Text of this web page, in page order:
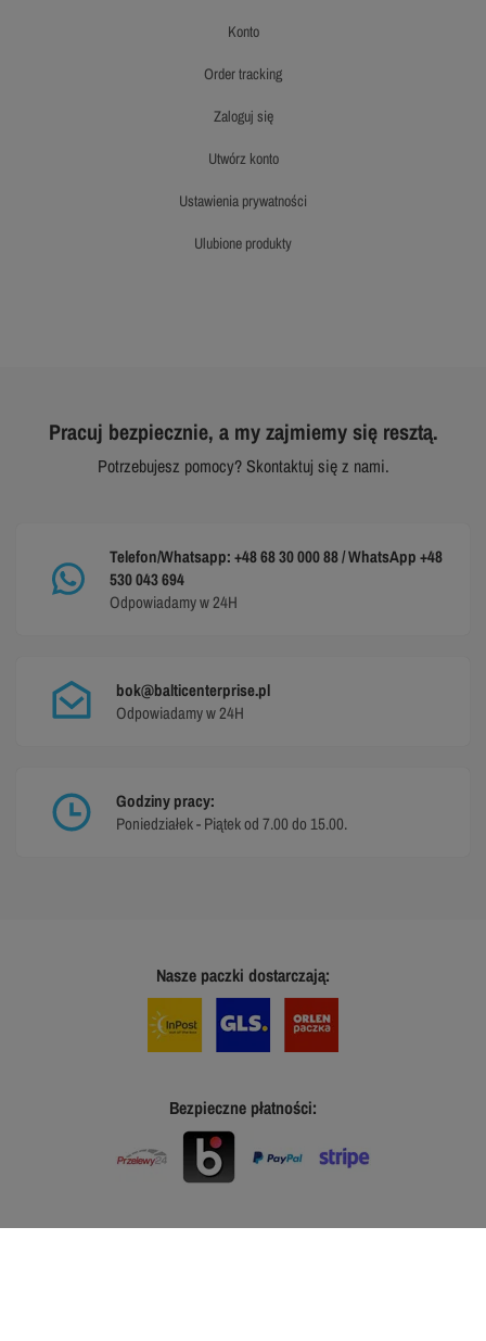
konto
order tracking
zaloguj się
utwórz konto
ustawienia prywatności
ulubione produkty
Pracuj bezpiecznie, a my zajmiemy się resztą.
Potrzebujesz pomocy? Skontaktuj się z nami.
Telefon/Whatsapp: +48 68 30 000 88 / WhatsApp +48
530 043 694
Odpowiadamy w 24H
bok@balticenterprise.pl
Odpowiadamy w 24H
Godziny pracy:
Poniedziałek - Piątek od 7.00 do 15.00.
Nasze paczki dostarczają:
Bezpieczne płatności: